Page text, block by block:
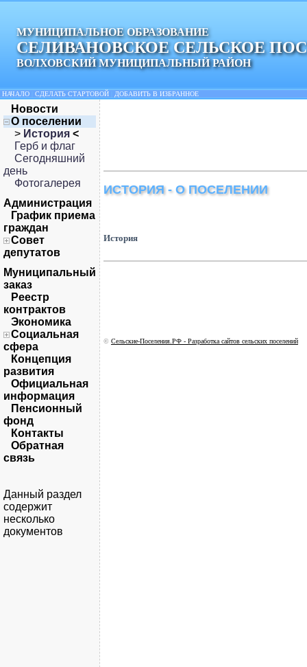
МУНИЦИПАЛЬНОЕ ОБРАЗОВАНИЕ
СЕЛИВАНОВСКОЕ СЕЛЬСКОЕ
ВОЛХОВСКИЙ МУНИЦИПАЛЬНЫЙ РАЙОН
НАЧАЛО СДЕЛАТЬ СТАРТОВОЙ ДОБАВИТЬ В ИЗБРАННОЕ
Новости
О поселении
> История <
Герб и флаг
Сегодняшний
день
Фотогалерея
Администрация
График приема
граждан
Совет
депутатов
Муниципальный
заказ
Реестр
контрактов
Экономика
Социальная
сфера
Концепция
развития
Официальная
информация
Пенсионный
фонд
Контакты
Обратная
связь
Данный раздел
содержит
несколько
документов
ИСТОРИЯ - О ПОСЕЛЕНИИ
История
© Сельские-Поселения.РФ - Разработка сайтов сельских поселений